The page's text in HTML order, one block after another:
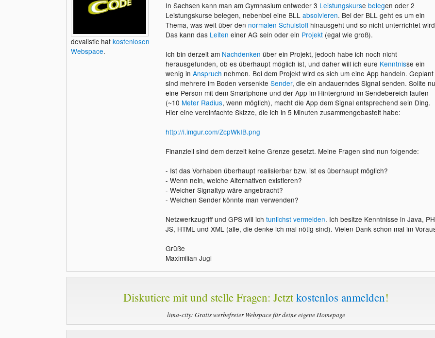
devalistic hat kostenlosen
Webspace.
In Sachsen kann man am Gymnasium entweder 3 Leistungskurse belegen oder 2
Leistungskurse belegen, nebenbei eine BLL absolvieren. Bei der BLL geht es um ein
Thema, was weit über den normalen Schulstoffhinausgeht und so nicht unterrichtet
Das kann das Leiten einer AG sein oder ein Projekt(egal wie groß).
Ich bin derzeit am Nachdenken über ein Projekt, jedoch habe ich noch nicht
herausgefunden, ob es überhaupt möglich ist, und daher will ich eure Kenntnisse ein
wenig in Anspruch nehmen. Bei dem Projekt wird es sich um eine App handeln. Geplant
sind mehrere im Boden versenkte Sender, die ein andauerndes Signal senden. Sollte
eine Person mit dem Smartphone und der App im Hintergrund im Sendebereich laufen
(~10 Meter Radius, wenn möglich), macht die App dem Signal entsprechend sein Ding.
Hier eine vereinfachte Skizze, die ich in 5 Minuten zusammengebastelt habe:
http://i.imgur.com/ZcpWkIB.png
Finanziell sind dem derzeit keine Grenze gesetzt. Meine Fragen sind nun folgende:
- Ist das Vorhaben überhaupt realisierbar bzw. ist es überhaupt möglich?
- Wenn nein, welche Alternativen existieren?
- Welcher Signaltyp wäre angebracht?
- Welchen Sender könnte man verwenden?
Netzwerkzugriff und GPS will ich tunlichst vermeiden. Ich besitze Kenntnisse in Java,
JS, HTML und XML (alle, die denke ich mal nötig sind). Vielen Dank schon mal im
Grüße
Maximilian Jugl
Diskutiere mit und stelle Fragen: Jetztkostenlos anmelden!
lima-city: Gratis werbefreier Webspace für deine eigene Homepage